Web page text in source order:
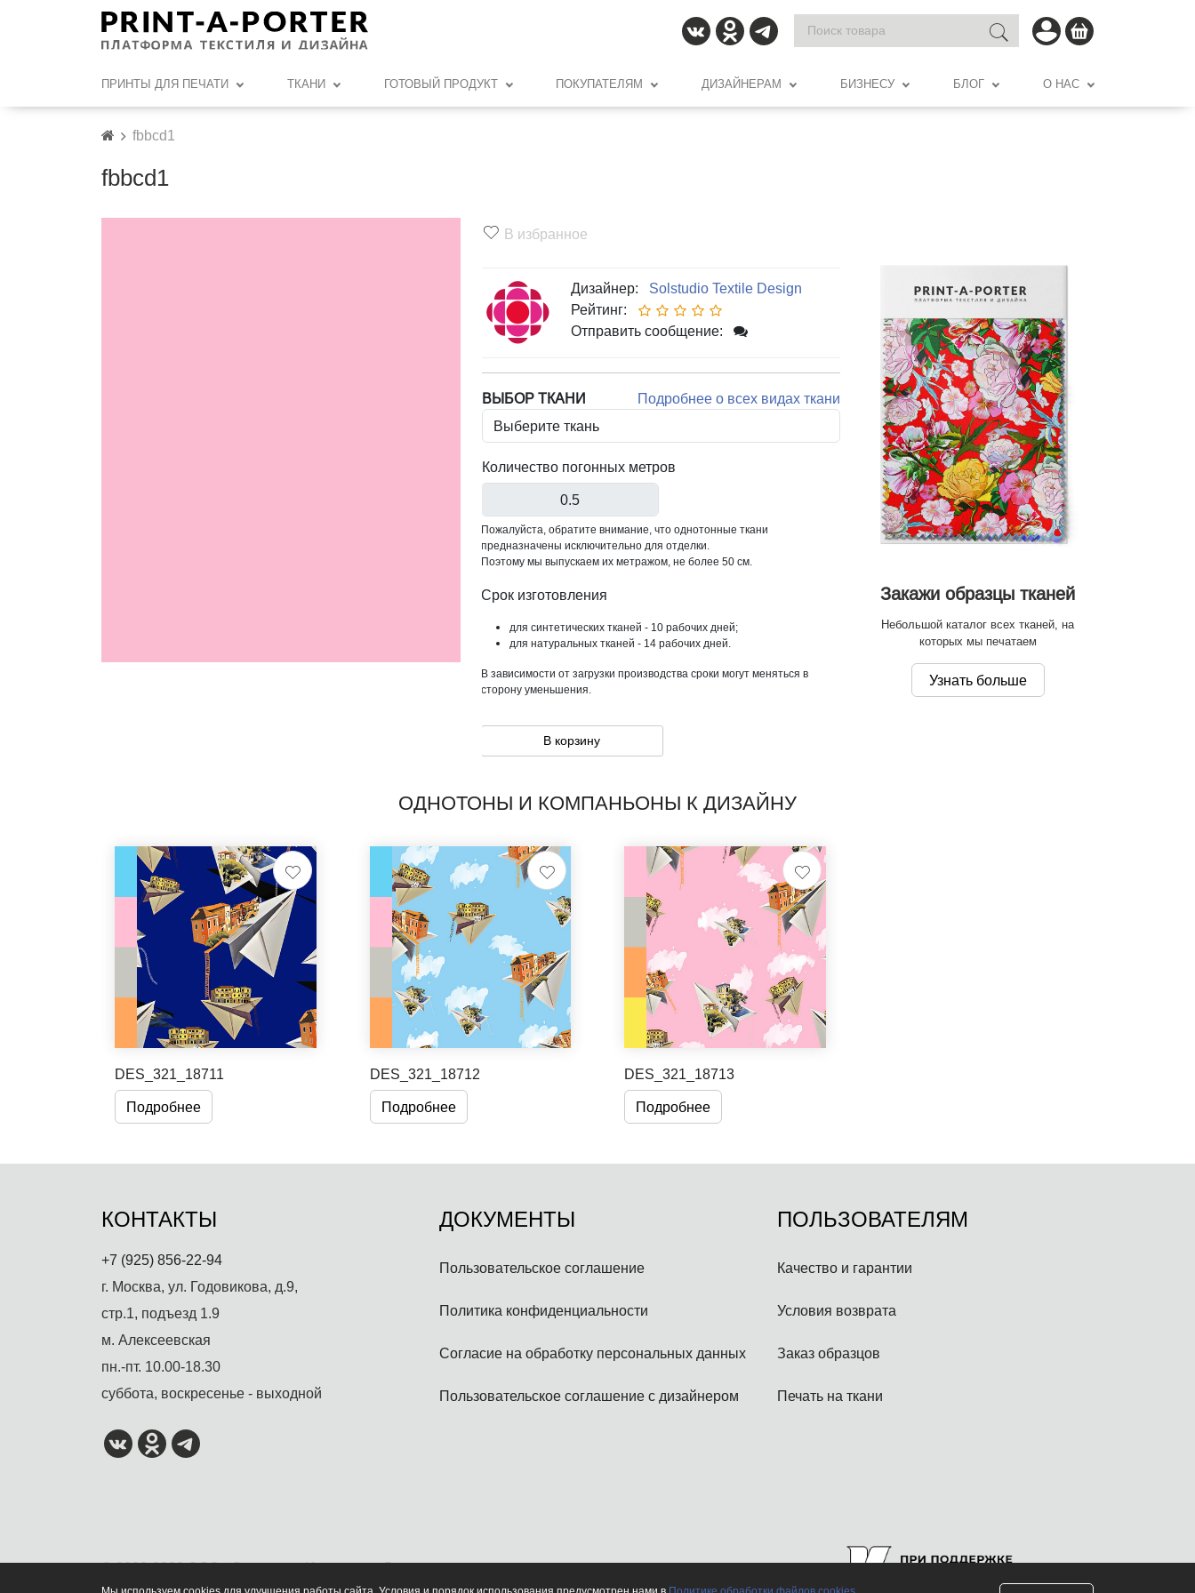
ПРИНТЫ ДЛЯ ПЕЧАТИ ТКАНИ ГОТОВЫЙ ПРОДУКТ ПОКУПАТЕЛЯМ ДИЗАЙНЕРАМ БИЗНЕСУ БЛОГ О НАС
fbbcd1
fbbcd1
В избранное
Дизайнер:
Solstudio Textile Design
Рейтинг:
Отправить сообщение:
ВЫБОР ТКАНИ Подробнее о всех видах ткани
Количество погонных метров
Пожалуйста, обратите внимание, что однотонные ткани
предназначены исключительно для отделки.
Поэтому мы выпускаем их метражом, не более 50 см.
Срок изготовления
для синтетических тканей - 10 рабочих дней;
для натуральных тканей - 14 рабочих дней.
В зависимости от загрузки производства сроки могут меняться в
сторону уменьшения.
В корзину
Закажи образцы тканей
Небольшой каталог всех тканей, на
которых мы печатаем
Узнать больше
ОДНОТОНЫ И КОМПАНЬОНЫ К ДИЗАЙНУ
DES_321_18711
Подробнее
DES_321_18712
Подробнее
DES_321_18713
Подробнее
КОНТАКТЫ
+7 (925) 856-22-94
г. Москва, ул. Годовикова, д.9,
стр.1, подъезд 1.9
м. Алексеевская
пн.-пт. 10.00-18.30
суббота, воскресенье - выходной
ДОКУМЕНТЫ
Пользовательское соглашение
Политика конфиденциальности
Согласие на обработку персональных данных
Пользовательское соглашение с дизайнером
ПОЛЬЗОВАТЕЛЯМ
Качество и гарантии
Условия возврата
Заказ образцов
Печать на ткани
© 2022-2026 ООО «Солстудио Индастри». Все права защищены.